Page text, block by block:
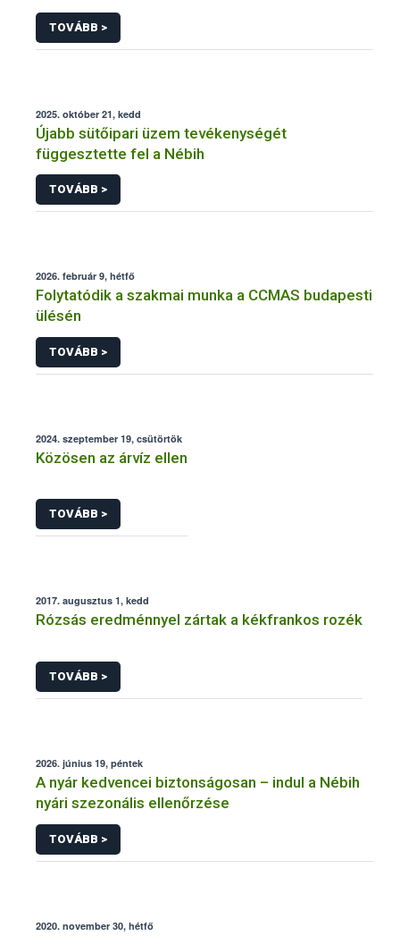
TOVÁBB >
2025. október 21, kedd
Újabb sütőipari üzem tevékenységét
függesztette fel a Nébih
TOVÁBB >
2026. február 9, hétfő
Folytatódik a szakmai munka a CCMAS budapesti
ülésén
TOVÁBB >
2024. szeptember 19, csütörtök
Közösen az árvíz ellen
TOVÁBB >
2017. augusztus 1, kedd
Rózsás eredménnyel zártak a kékfrankos rozék
TOVÁBB >
2026. június 19, péntek
A nyár kedvencei biztonságosan – indul a Nébih
nyári szezonális ellenőrzése
TOVÁBB >
2020. november 30, hétfő